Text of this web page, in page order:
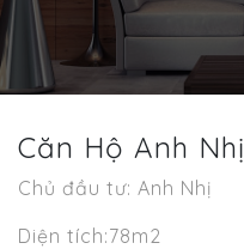
Căn Hộ Anh Nhị
Chủ đầu tư: Anh Nhị
Diện tích:78m2